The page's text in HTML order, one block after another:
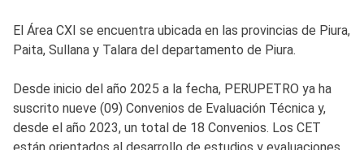
El Área CXI se encuentra ubicada en las provincias de Piura,
Paita, Sullana y Talara del departamento de Piura.
Desde inicio del año 2025 a la fecha, PERUPETRO ya ha
suscrito nueve (09) Convenios de Evaluación Técnica y,
desde el año 2023, un total de 18 Convenios. Los CET
están orientados al desarrollo de estudios y evaluaciones